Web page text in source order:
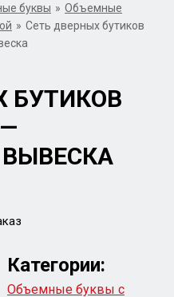
буквы » Объемные
» Сеть дверных бутиков
БУТИКОВ
Категории:
Объемные буквы с